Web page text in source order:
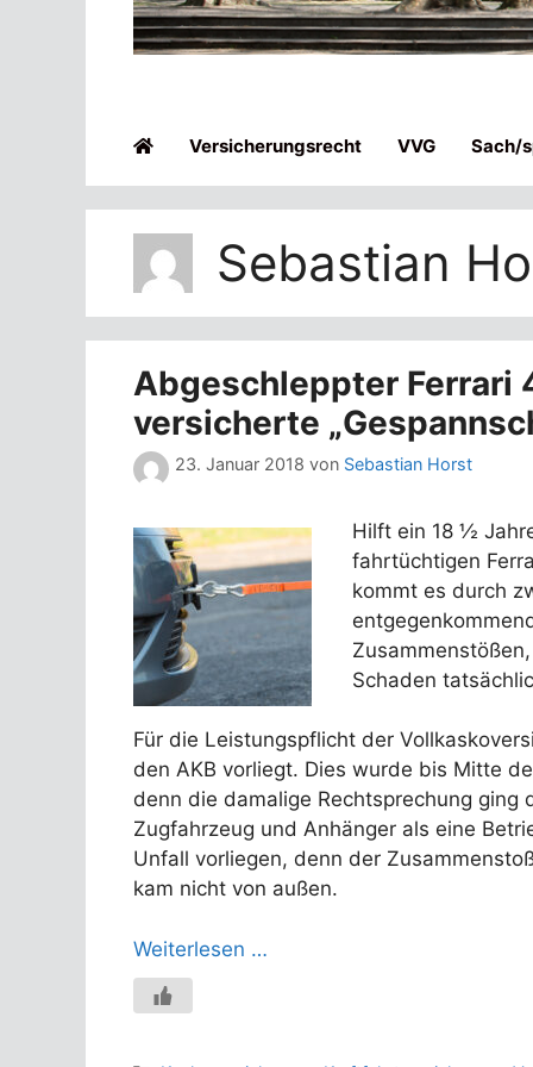
Versicherungsrecht VVG Sach/
Sebastian
Abgeschleppter Ferrari
versicherte
23. Januar 2018 von Sebastian Horst
Hilft ein 18 ½
fahrtüchtigen
kommt es durch
Schaden
Für die Leistungspflicht der
den AKB vorliegt. Dies wurde bis Mitte
denn die damalige Rechtsprechung
Zugfahrzeug und Anhänger als eine
Unfall vorliegen, denn der
kam nicht von außen.
Weiterlesen …